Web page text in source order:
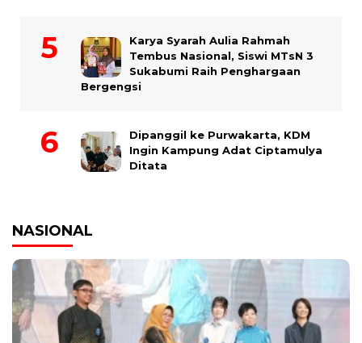
Karya Syarah Aulia Rahmah
Tembus Nasional, Siswi MTsN 3
Sukabumi Raih Penghargaan
Bergengsi
Dipanggil ke Purwakarta, KDM
Ingin Kampung Adat Ciptamulya
Ditata
NASIONAL